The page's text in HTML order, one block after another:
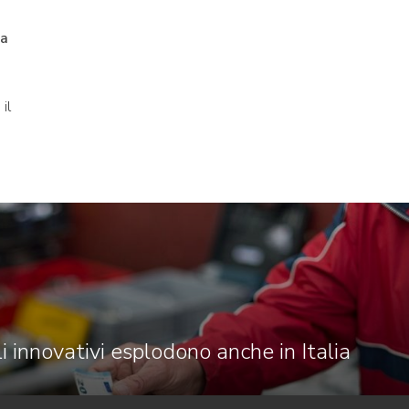
il
innovativi esplodono anche in Italia